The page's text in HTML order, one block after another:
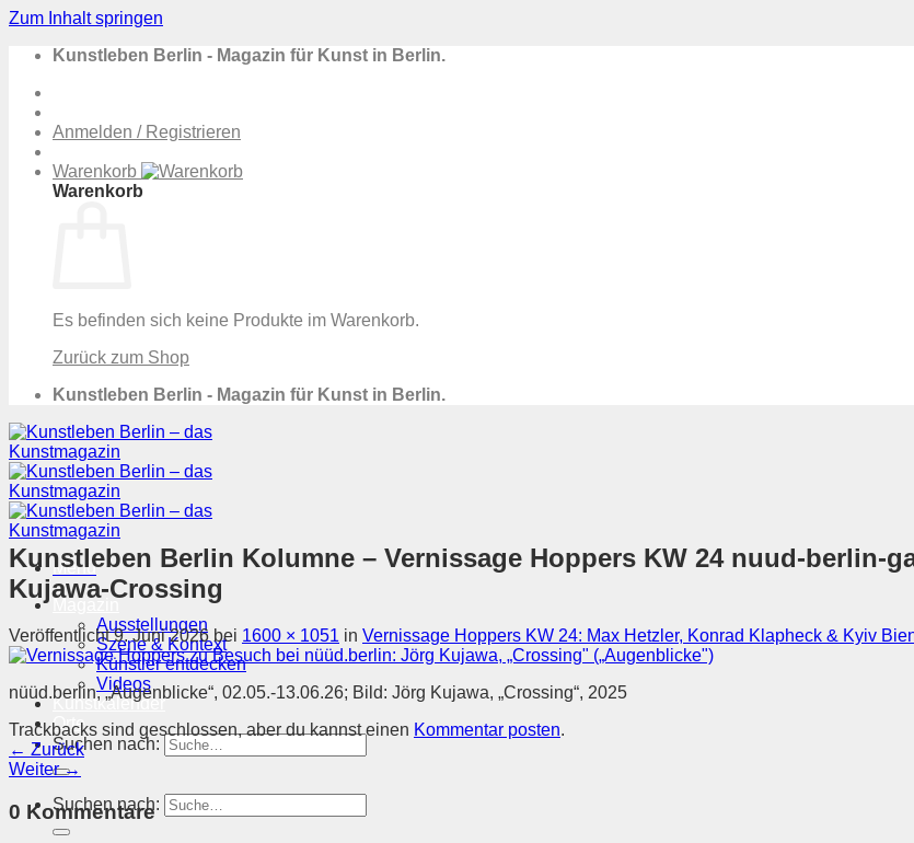
Zum Inhalt springen
Kunstleben Berlin - Magazin für Kunst in Berlin.
Anmelden / Registrieren
Warenkorb
Warenkorb
Es befinden sich keine Produkte im Warenkorb.
Zurück zum Shop
Kunstleben Berlin - Magazin für Kunst in Berlin.
Menü
Ausstellungen
Szene & Kontext
Künstler entdecken
Videos
Kunstkalender
Orte
Suchen nach:
Suchen nach:
Kunstleben Berlin Kolumne – Vernissage Hoppers KW 24 nuud-berlin-
Kujawa-Crossing
Veröffentlicht9. Juni 2026 bei 1600 × 1051 in Vernissage Hoppers KW 24: Max Hetzler, Konrad Klapheck & Kyiv
nüüd.berlin, „Augenblicke“, 02.05.-13.06.26; Bild: Jörg Kujawa, „Crossing“, 2025
Trackbacks sind geschlossen, aber du kannst einen Kommentar posten.
← Zurück
Weiter→
0 Kommentare